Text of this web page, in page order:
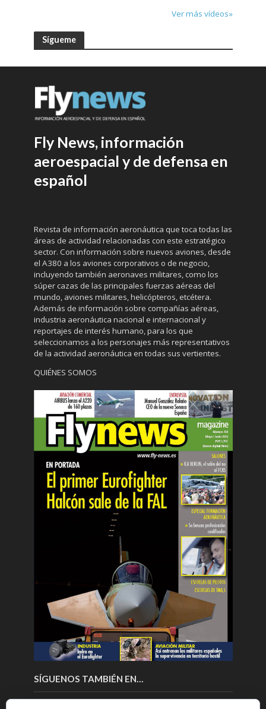
Ver más vídeos»
Sígueme
Fly News, información
aeroespacial y de defensa en
español
Revista de información aeronáutica que toca todas las
áreas de actividad relacionadas con este estratégico
sector. Con información sobre nuevos aviones, desde
el A380 a los aviones corporativos o de negocio,
incluyendo también aeronaves militares, como los
súper cazas de las principales fuerzas aéreas del
mundo, aviones militares, helicópteros, etcétera.
Además de información sobre compañías aéreas,
industria aeronáutica nacional e internacional y
reportajes de interés humano, para los que
seleccionamos a los personajes más representativos
de la actividad aeronáutica en todas sus vertientes.
QUIÉNES SOMOS
SÍGUENOS TAMBIÉN EN…